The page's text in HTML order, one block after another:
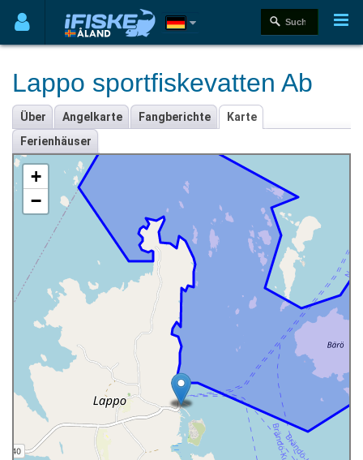
Lappo sportfiskevatten Ab
Über Angelkarte Fangberichte
Karte
Ferienhäuser
+
−